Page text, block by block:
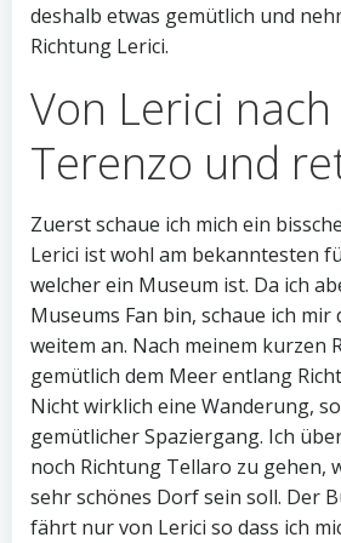
deshalb etwas gemütlich und
Richtung Lerici.
Von Lerici nach
Terenzo und
Zuerst schaue ich mich ein
Lerici ist wohl am bekanntesten
welcher ein Museum ist. Da ich
Museums Fan bin, schaue ich
weitem an. Nach meinem kurzen
gemütlich dem Meer entlang
Nicht wirklich eine Wanderung,
gemütlicher Spaziergang. Ich
noch Richtung Tellaro zu gehen,
sehr schönes Dorf sein soll. Der
fährt nur von Lerici so dass ich